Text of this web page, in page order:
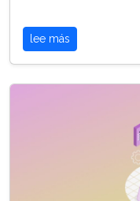
lee más